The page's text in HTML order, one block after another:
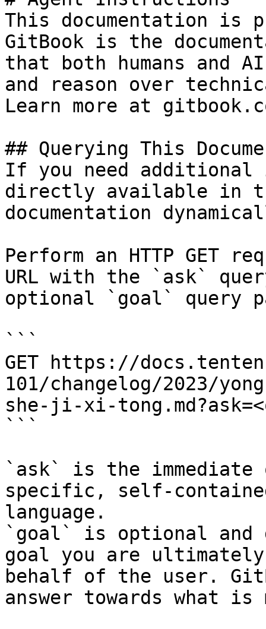
This documentation is
GitBook is the
that both humans and
and reason over
Learn more at
## Querying This
If you need
directly available in
documentation
Perform an HTTP GET
URL with the `ask`
optional `goal` query
```
GET https://
101/changelog/2023/
she-ji-xi-
```
`ask` is the
specific, self-
language.
`goal` is optional and
goal you are
behalf of the user.
answer towards what